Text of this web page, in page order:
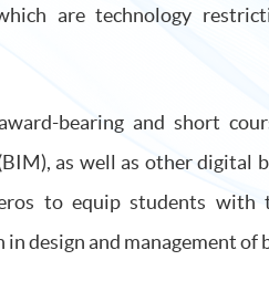
are technology
bearing and short
as well as other digital
to equip students with
design and management of